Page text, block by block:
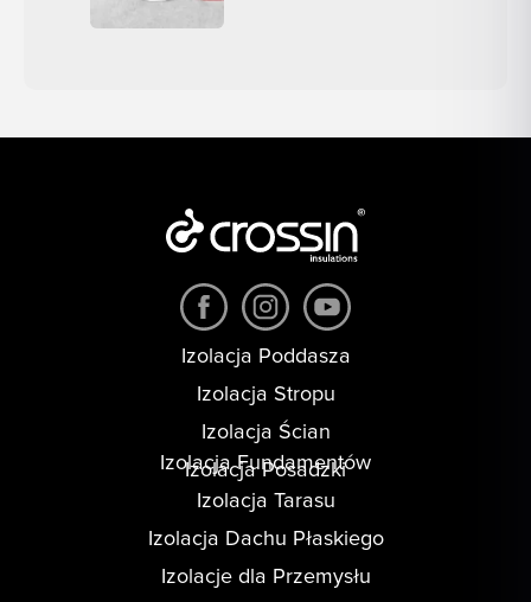
Izolacja Poddasza
Izolacja Stropu
Izolacja Ścian
Izolacja Posadzki
Izolacja Fundamentów
Izolacja Tarasu
Izolacja Dachu Płaskiego
Izolacje dla Przemysłu